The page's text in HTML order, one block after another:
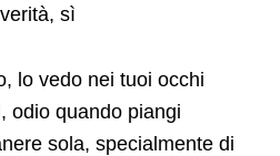
sì
lo vedo nei tuoi occhi
odio quando piangi
sola, specialmente di